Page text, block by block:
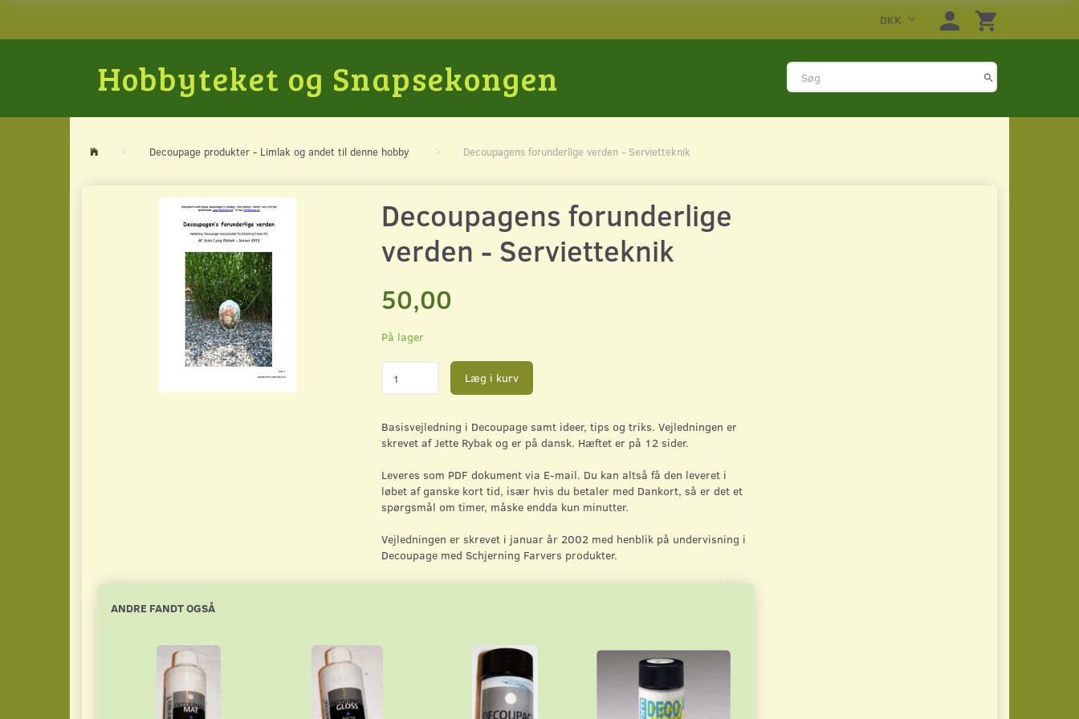
DKK
Hobbyteket og Snapsekongen
Decoupage produkter - Limlak og andet til denne hobby Decoupagens forunderlige verden - Servietteknik
Decoupagens forunderlige
verden - Servietteknik
50,00
På lager
Læg i kurv
Basisvejledning i Decoupage samt ideer, tips og triks. Vejledningen er
skrevet af Jette Rybak og er på dansk. Hæftet er på 12 sider.
Leveres som PDF dokument via E-mail. Du kan altså få den leveret i
løbet af ganske kort tid, især hvis du betaler med Dankort, så er det et
spørgsmål om timer, måske endda kun minutter.
Vejledningen er skrevet i januar år 2002 med henblik på undervisning i
Decoupage med Schjerning Farvers produkter.
ANDRE FANDT OGSÅ